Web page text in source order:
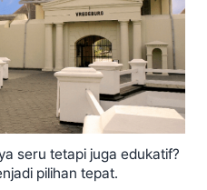
seru tetapi juga edukatif?
pilihan tepat.